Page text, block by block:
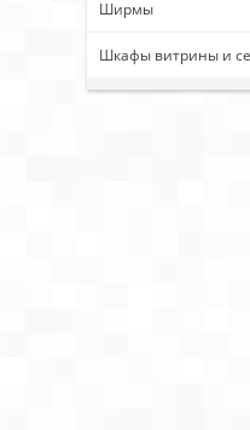
Ширмы
Шкафы витрины и